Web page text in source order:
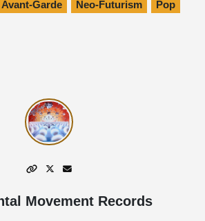
Avant-Garde Neo-Futurism Pop
Movement Records